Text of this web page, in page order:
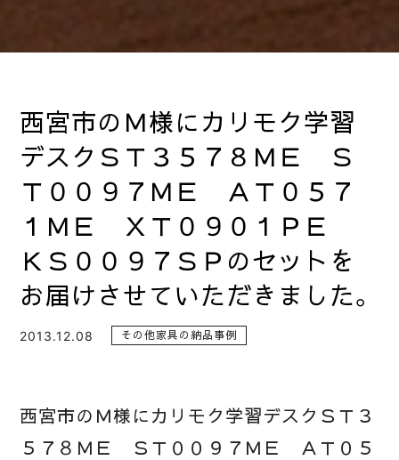
西宮市のＭ様にカリモク学習
デスクＳＴ３５７８ＭＥ Ｓ
Ｔ００９７ＭＥ ＡＴ０５７
１ＭＥ ＸＴ０９０１ＰＥ
ＫＳ００９７ＳＰのセットを
お届けさせていただきました。
2013.12.08 その他家具の納品事例
西宮市のＭ様にカリモク学習デスクＳＴ３
５７８ＭＥ ＳＴ００９７ＭＥ ＡＴ０５